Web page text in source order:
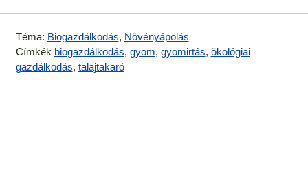
Téma: Biogazdálkodás, Növényápolás
Címkék biogazdálkodás, gyom, gyomirtás, ökológiai
gazdálkodás, talajtakaró